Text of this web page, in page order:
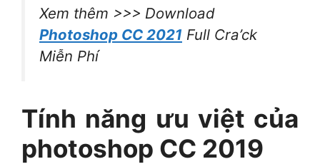
Xem thêm >>> Download
Photoshop CC 2021 Full Cra’ck
Miễn Phí
Tính năng ưu việt của
photoshop CC 2019